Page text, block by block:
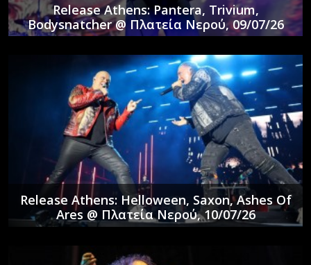
Release Athens: Pantera, Trivium,
Bodysnatcher @ Πλατεία Νερού, 09/07/26
Release Athens: Helloween, Saxon, Ashes Of
Ares @ Πλατεία Νερού, 10/07/26